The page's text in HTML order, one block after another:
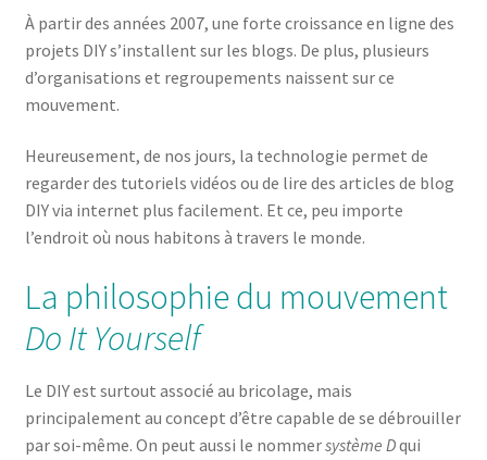
À partir des années 2007, une forte croissance en ligne des
projets DIY s’installent sur les blogs. De plus, plusieurs
d’organisations et regroupements naissent sur ce
mouvement.
Heureusement, de nos jours, la technologie permet de
regarder des tutoriels vidéos ou de lire des articles de blog
DIY via internet plus facilement. Et ce, peu importe
l’endroit où nous habitons à travers le monde.
La philosophie du mouvement
Do It Yourself
Le DIY est surtout associé au bricolage, mais
principalement au concept d’être capable de se débrouiller
par soi-même. On peut aussi le nommersystème Dqui